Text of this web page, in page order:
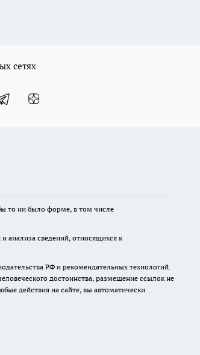
сетях
то ни было форме, в том числе
анализа сведений, относящихся к
РФ и рекомендательных технологий.
достоинства, размещение ссылок не
действия на сайте, вы автоматически